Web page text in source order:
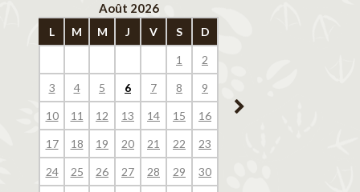
Août 2026
L M M J V S D
1 2
3 4 5 6 7 8 9
10 11 12 13 14 15 16
17 18 19 20 21 22 23
24 25 26 27 28 29 30
14